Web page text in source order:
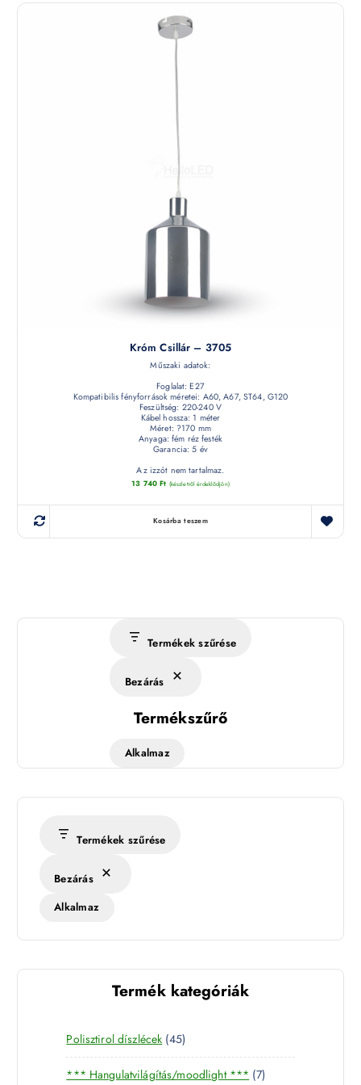
Króm Csillár – 3705
Műszaki adatok:
Foglalat: E27
Kompatibilis fényforrások méretei: A60, A67, ST64, G120
Feszültség: 220-240 V
Kábel hossza: 1 méter
Méret: ?170 mm
Anyaga: fém réz festék
Garancia: 5 év
Az izzót nem tartalmaz.
13 740Ft (készletről érdeklődjön)
Kosárba teszem
Termékek szűrése
Bezárás
Termékszűrő
Alkalmaz
Termékek szűrése
Bezárás
Alkalmaz
Termék kategóriák
Polisztirol díszlécek 454
5
t
*** Hangulatvilágítás/moodlight *** 77